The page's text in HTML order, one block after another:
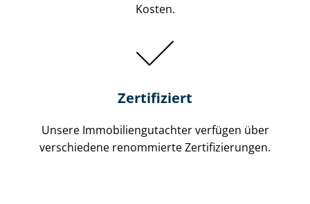
Kosten.
Zertifiziert
Unsere Immobilien­gutachter verfügen über
verschiedene renommierte Zer­ti­fi­zie­run­gen.